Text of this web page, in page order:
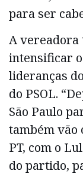
para ser
A vereadora
intensificar
lideranças
do PSOL.
São Paulo
também vão
PT, com o
do partido,